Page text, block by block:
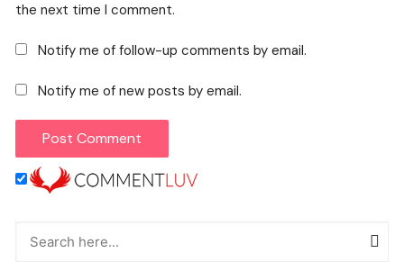
the next time I comment.
Notify me of follow-up comments by email.
Notify me of new posts by email.